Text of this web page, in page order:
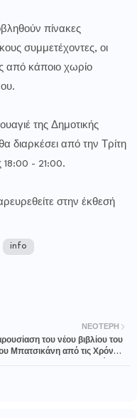
πίνακες
συμμετέχοντες, οι
από κάποιο χωρίο
της Δημοτικής
διαρκέσει από την Τρίτη
- 21:00.
στην έκθεσή
info
ΝΕΌΤΕΡΗ
του νέου βιβλίου του
Μπατσικάνη από τις Χρόνος